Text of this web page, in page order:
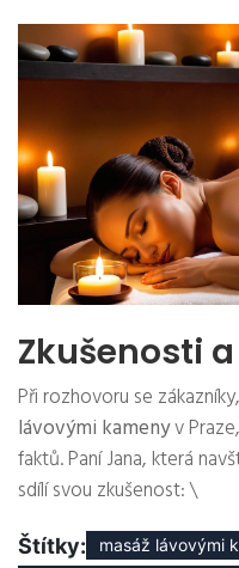
Zkušenosti
Při rozhovoru se
lávovými kamenyv
faktů. Paní Jana, která
sdílí svou zkušenost: \
Štítky: masáž lávovými